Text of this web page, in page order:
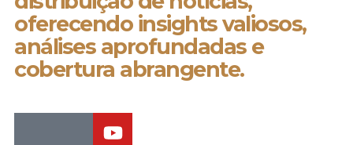
oferecendo insights valiosos,
análises aprofundadas e
cobertura abrangente.